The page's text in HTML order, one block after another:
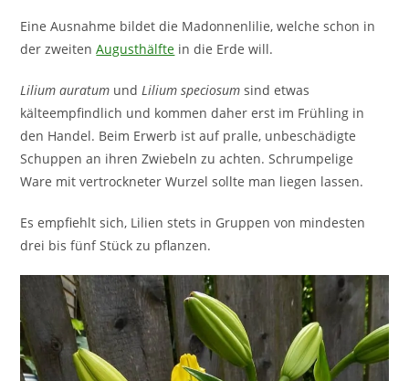
Eine Ausnahme bildet die Madonnenlilie, welche schon in
der zweitenAugusthälfte in die Erde will.
Lilium auratum und Lilium speciosum sind etwas
kälteempfindlich und kommen daher erst im Frühling in
den Handel. Beim Erwerb ist auf pralle, unbeschädigte
Schuppen an ihren Zwiebeln zu achten. Schrumpelige
Ware mit vertrockneter Wurzel sollte man liegen lassen.
Es empfiehlt sich, Lilien stets in Gruppen von mindesten
drei bis fünf Stück zu pflanzen.